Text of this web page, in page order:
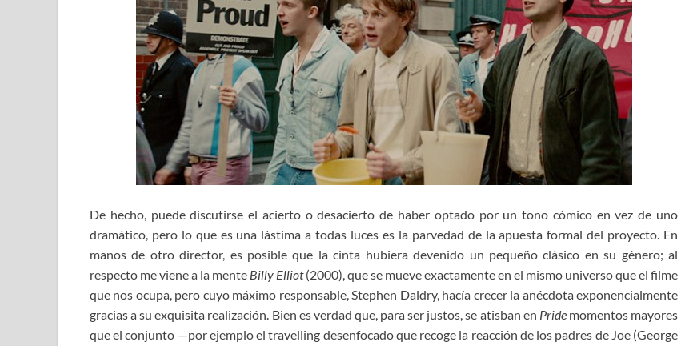
De hecho, puede discutirse el acierto o desacierto de haber optado por un tono cómico en vez de uno
dramático, pero lo que es una lástima a todas luces es la parvedad de la apuesta formal del proyecto. En
manos de otro director, es posible que la cinta hubiera devenido un pequeño clásico en su género; al
respecto me viene a la mente Billy Elliot(2000), que se mueve exactamente en el mismo universo que el filme
que nos ocupa, pero cuyo máximo responsable, Stephen Daldry, hacía crecer la anécdota exponencialmente
gracias a su exquisita realización. Bien es verdad que, para ser justos, se atisban en Pridemomentos mayores
que el conjunto —por ejemplo el travelling desenfocado que recoge la reacción de los padres de Joe (George